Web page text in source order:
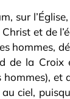
sur
et de
hommes,
de la Croix
hommes), et
ciel,